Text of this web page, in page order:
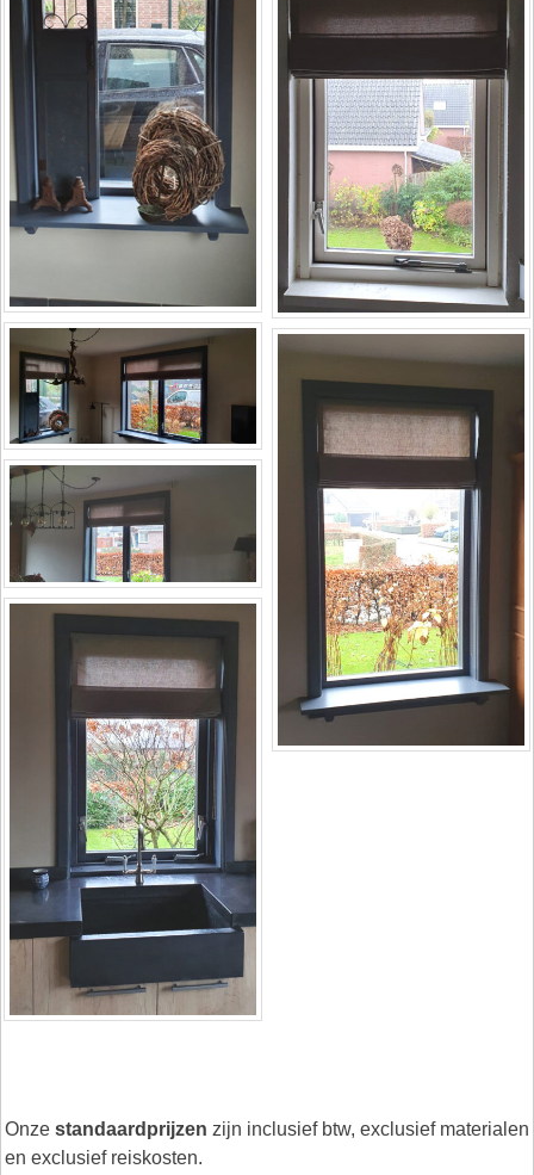
Onze standaardprijzen zijn inclusief btw, exclusief materialen
en exclusief reiskosten.